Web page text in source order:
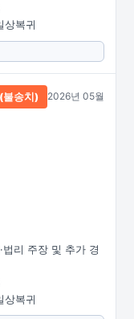
상복귀
불송치) 2026년 05월
리 주장 및 추가 경
상복귀